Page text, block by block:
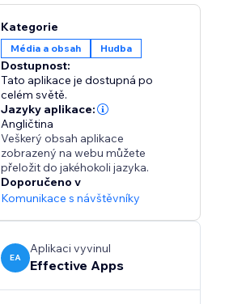
Kategorie
Média a obsah Hudba
Dostupnost:
Tato aplikace je dostupná po
celém světě.
Jazyky aplikace:
Angličtina
Veškerý obsah aplikace
zobrazený na webu můžete
přeložit do jakéhokoli jazyka.
Doporučeno v
Komunikace s návštěvníky
EA
Aplikaci vyvinul
Effective Apps